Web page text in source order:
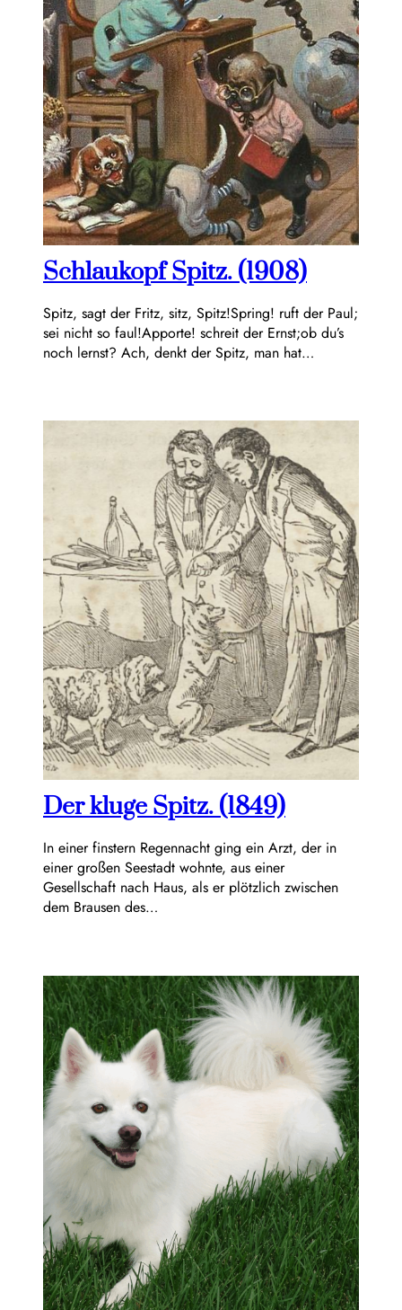
Schlaukopf Spitz. (1908)
Spitz, sagt der Fritz, sitz, Spitz!Spring! ruft der Paul;
sei nicht so faul!Apporte! schreit der Ernst;ob du’s
noch lernst? Ach, denkt der Spitz, man hat…
Der kluge Spitz. (1849)
In einer finstern Regennacht ging ein Arzt, der in
einer großen Seestadt wohnte, aus einer
Gesellschaft nach Haus, als er plötzlich zwischen
dem Brausen des…